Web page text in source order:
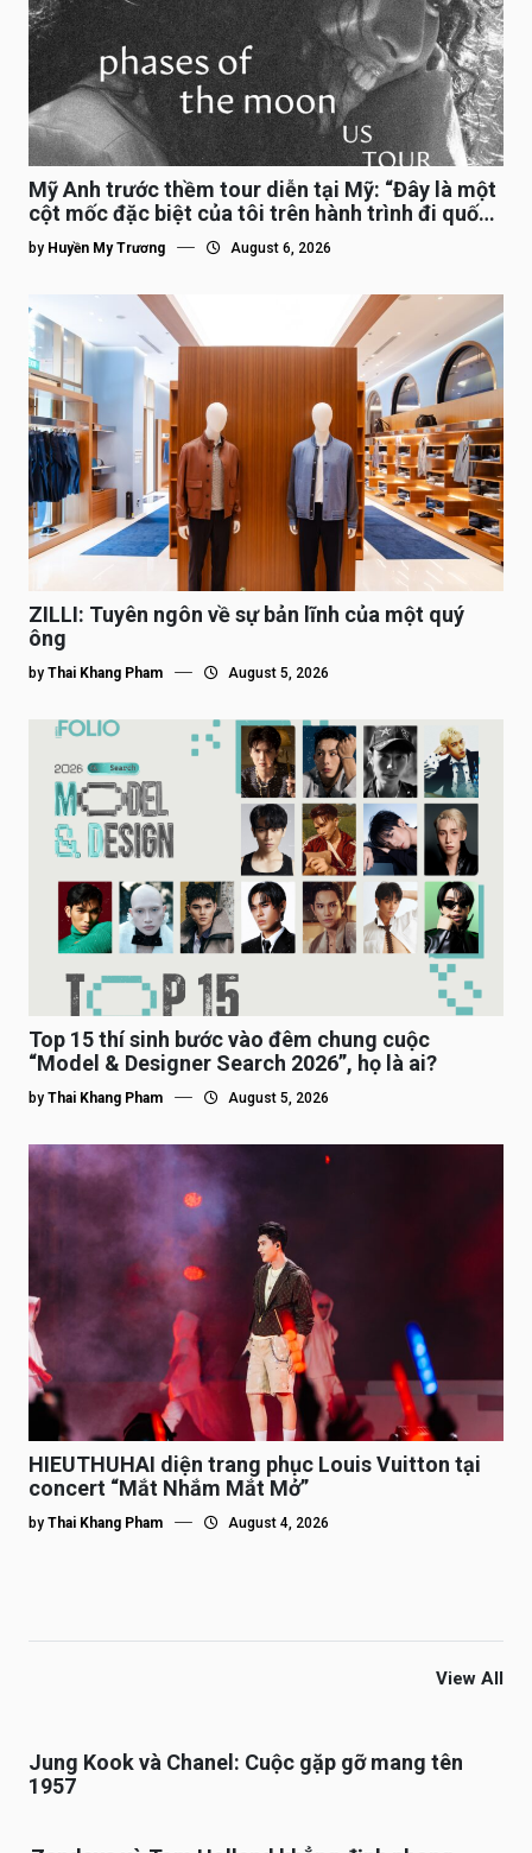
Mỹ Anh trước thềm tour diễn tại Mỹ: “Đây là một
cột mốc đặc biệt của tôi trên hành trình đi quốc
tế”
by Huyền My Trương August 6, 2026
ZILLI: Tuyên ngôn về sự bản lĩnh của một quý
ông
by Thai Khang Pham August 5, 2026
Top 15 thí sinh bước vào đêm chung cuộc
“Model & Designer Search 2026”, họ là ai?
by Thai Khang Pham August 5, 2026
HIEUTHUHAI diện trang phục Louis Vuitton tại
concert “Mắt Nhắm Mắt Mở”
by Thai Khang Pham August 4, 2026
View All
Jung Kook và Chanel: Cuộc gặp gỡ mang tên
1957